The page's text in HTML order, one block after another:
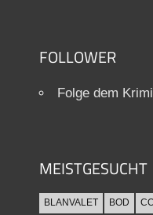
FOLLOWER
Folge dem
MEISTGESUCHT
BLANVALET BOD